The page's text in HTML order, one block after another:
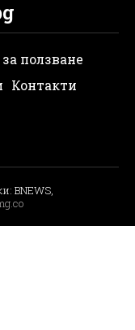
ползване
Контакти
BNEWS,